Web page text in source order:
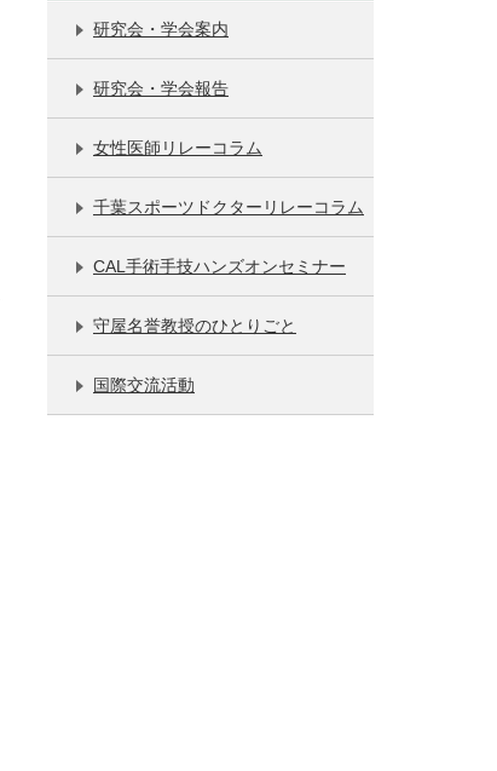
研究会・学会案内
研究会・学会報告
女性医師リレーコラム
千葉スポーツドクターリレーコラム
CAL手術手技ハンズオンセミナー
守屋名誉教授のひとりごと
国際交流活動